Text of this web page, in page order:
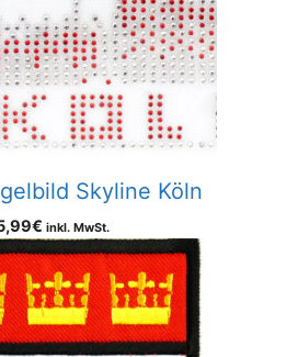
Skyline Köln
€ inkl. MwSt.